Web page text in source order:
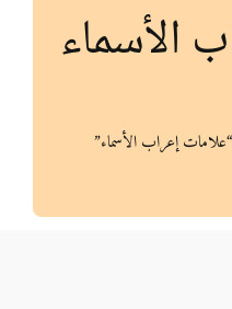
الأسماء
إعراب الأسماء”